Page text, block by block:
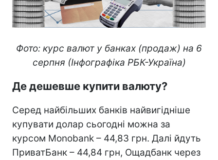
Фото: курс валют у банках (продаж) на 6
серпня (Інфографіка РБК-Україна)
Де дешевше купити валюту?
Серед найбільших банків найвигідніше
купувати долар сьогодні можна за
курсом Monobank – 44,83 грн. Далі йдуть
ПриватБанк – 44,84 грн, Ощадбанк через